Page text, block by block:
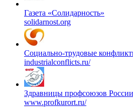
Газета «Солидарность»
solidarnost.org
Социально-трудовые
industrialconflicts.ru/
Здравницы профсоюзов России
www.profkurort.ru/